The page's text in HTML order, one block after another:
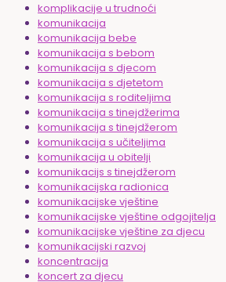
komplikacije u trudnoći
komunikacija
komunikacija bebe
komunikacija s bebom
komunikacija s djecom
komunikacija s djetetom
komunikacija s roditeljima
komunikacija s tinejdžerima
komunikacija s tinejdžerom
komunikacija s učiteljima
komunikacija u obitelji
komunikacijs s tinejdžerom
komunikacijska radionica
komunikacijske vještine
komunikacijske vještine odgojitelja
komunikacijske vještine za djecu
komunikacijski razvoj
koncentracija
koncert za djecu